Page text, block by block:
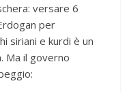
versare 6
per
siriani e kurdi è un
Ma il governo